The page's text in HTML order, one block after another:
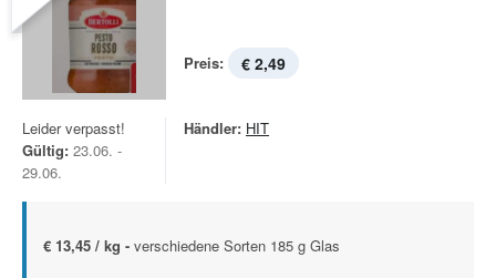
Preis: € 2,49
Leider verpasst!
Gültig: 23.06. -
29.06.
Händler: HIT
€ 13,45 / kg - verschiedene Sorten 185 g Glas